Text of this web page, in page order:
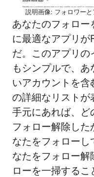
説明画像: フォロワー
あなたのフォロー
に最適なアプリ
だ。このアプリの
もシンプルで、
いアカウントを含
の詳細なリストが
手元にあれば、ど
フォロー解除し
なたをフォローし
なたをフォロー解
ローを一掃するこ